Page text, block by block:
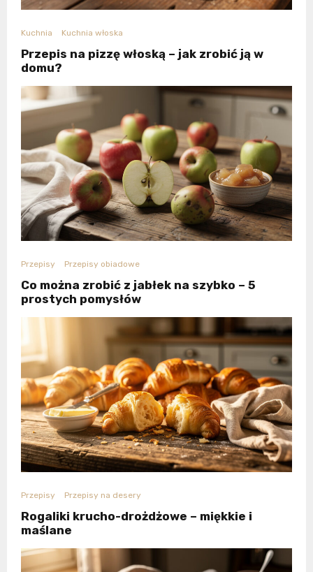
Kuchnia Kuchnia włoska
Przepis na pizzę włoską – jak zrobić ją w
domu?
Przepisy Przepisy obiadowe
Co można zrobić z jabłek na szybko – 5
prostych pomysłów
Przepisy Przepisy na desery
Rogaliki krucho-drożdżowe – miękkie i
maślane